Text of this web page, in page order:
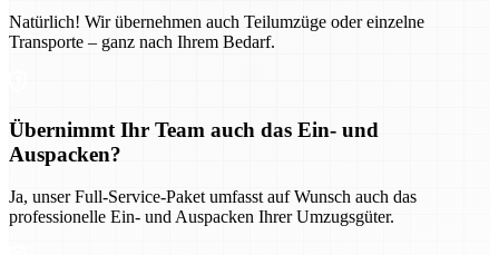
Natürlich! Wir übernehmen auch Teilumzüge oder einzelne
Transporte – ganz nach Ihrem Bedarf.
Übernimmt Ihr Team auch das Ein- und
Auspacken?
Ja, unser Full-Service-Paket umfasst auf Wunsch auch das
professionelle Ein- und Auspacken Ihrer Umzugsgüter.